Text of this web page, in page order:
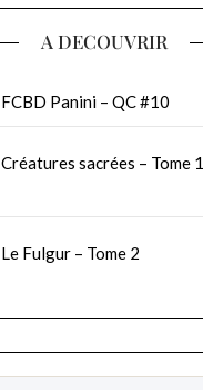
A DECOUVRIR
FCBD Panini – QC #10
Créatures sacrées – Tome 1
Le Fulgur – Tome 2